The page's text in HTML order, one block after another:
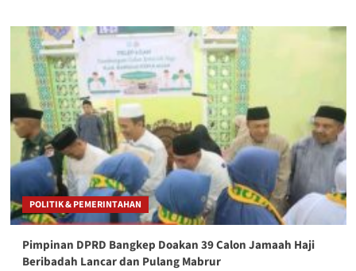
POLITIK & PEMERINTAHAN
Pimpinan DPRD Bangkep Doakan 39 Calon Jamaah Haji
Beribadah Lancar dan Pulang Mabrur